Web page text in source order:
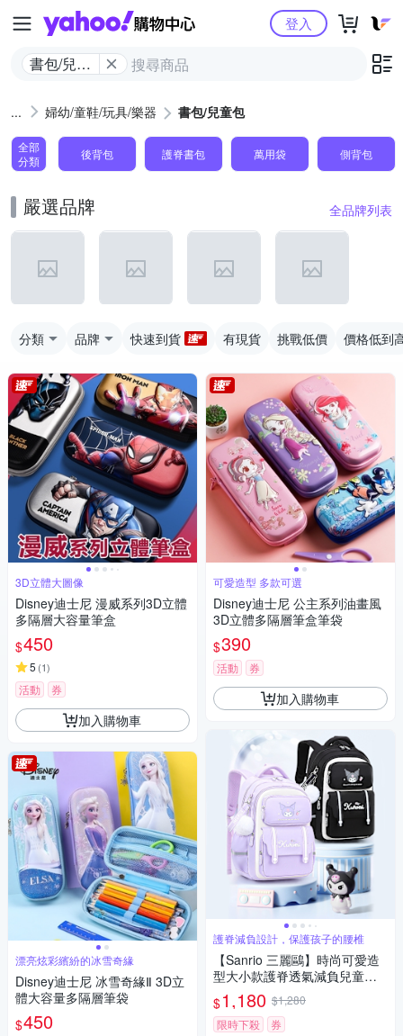
Yahoo購物中心
書包/兒童
登入
婦幼/童鞋/玩具/樂器 書包/兒童包
全部
分類
後背包 護脊書包 萬用袋 側背包
嚴選品牌 全品牌列表
分類 品牌 快速到貨 有現貨 挑戰低價 價格低到
3D立體大圖像
Disney迪士尼 漫威系列3D立體
多隔層大容量筆盒
$450
5 (1)
活動 券
加入購物車
漂亮炫彩繽紛的冰雪奇緣
Disney迪士尼 冰雪奇緣Ⅱ 3D立
體大容量多隔層筆袋
$450
可愛造型 多款可選
Disney迪士尼 公主系列油畫風
3D立體多隔層筆盒筆袋
$390
活動 券
加入購物車
護脊減負設計，保護孩子的腰椎
【Sanrio 三麗鷗】時尚可愛造
型大小款護脊透氣減負兒童書
包-多款可選
$1,180 $1,280
限時下殺
券